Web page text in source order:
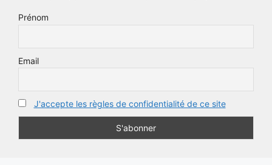
Prénom
Email
J'accepte les règles de confidentialité de ce site